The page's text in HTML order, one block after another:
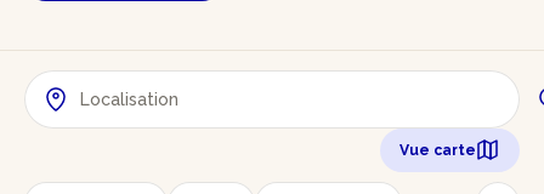
Vue carte